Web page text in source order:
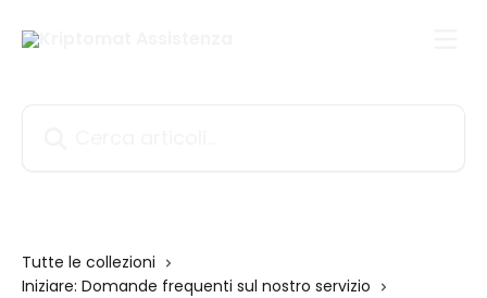
Tutte le collezioni
Iniziare: Domande frequenti sul nostro servizio